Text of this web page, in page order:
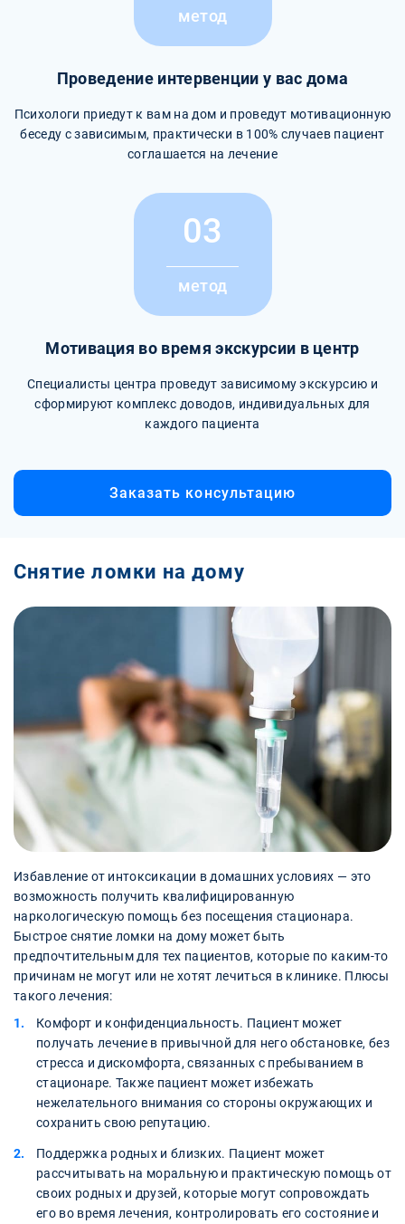
метод
Проведение интервенции у вас дома
Психологи приедут к вам на дом и проведут мотивационную
беседу с зависимым, практически в 100% случаев пациент
соглашается на лечение
03
метод
Мотивация во время экскурсии в центр
Специалисты центра проведут зависимому экскурсию и
сформируют комплекс доводов, индивидуальных для
каждого пациента
Заказать консультацию
Снятие ломки на дому
Избавление от интоксикации в домашних условиях — это
возможность получить квалифицированную
наркологическую помощь без посещения стационара.
Быстрое снятие ломки на дому может быть
предпочтительным для тех пациентов, которые по каким-то
причинам не могут или не хотят лечиться в клинике. Плюсы
такого лечения:
Комфорт и конфиденциальность. Пациент может
получать лечение в привычной для него обстановке, без
стресса и дискомфорта, связанных с пребыванием в
стационаре. Также пациент может избежать
нежелательного внимания со стороны окружающих и
сохранить свою репутацию.
Поддержка родных и близких. Пациент может
рассчитывать на моральную и практическую помощь от
своих родных и друзей, которые могут сопровождать
его во время лечения, контролировать его состояние и